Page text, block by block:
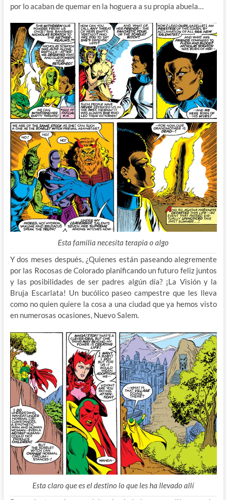
por lo acaban de quemar en la hoguera a su propia abuela…
Esta familia necesita terapia o algo
Y dos meses después, ¿Quienes están paseando alegremente
por las Rocosas de Colorado planificando un futuro feliz juntos
y las posibilidades de ser padres algún día? ¡La Visión y la
Bruja Escarlata! Un bucólico paseo campestre que les lleva
como no quien quiere la cosa a una ciudad que ya hemos visto
en numerosas ocasiones, Nuevo Salem.
Esta claro que es el destino lo que les ha llevado allí